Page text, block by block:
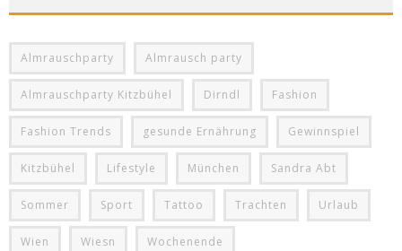
Almrauschparty Almrausch party
Almrauschparty Kitzbühel Dirndl Fashion
Fashion Trends gesunde Ernährung Gewinnspiel
Kitzbühel Lifestyle München Sandra Abt
Sommer Sport Tattoo Trachten Urlaub
Wien Wiesn Wochenende